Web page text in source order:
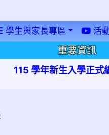
學生與家長專區 活
重要資訊
115 學年新生入學正式